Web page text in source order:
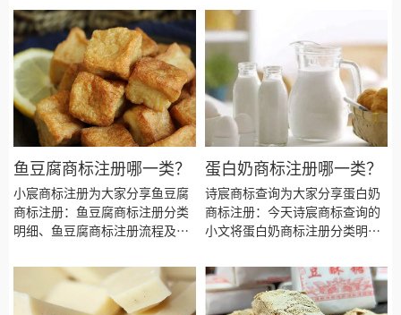
丝商标注册资料和商标注册证书
有效期等资料整理出来。
册资料和商标注册证书有效期等
资料整理出来。
鱼豆腐商标注册哪一类？
小宸商标注册为大家分享鱼豆腐
商标注册：鱼豆腐商标注册分类
明细、鱼豆腐商标注册流程及费
腐商标注册资料和商标注册证书
有效期等资料整理出来。
蛋白奶商标注册哪一类？
诗宸商标查询为大家分享蛋白奶
商标注册：今天诗宸商标查询的
小文将蛋白奶商标注册分类明
注册多久、商标注册资料和商标
注册证书有效期等资料整理出
来。